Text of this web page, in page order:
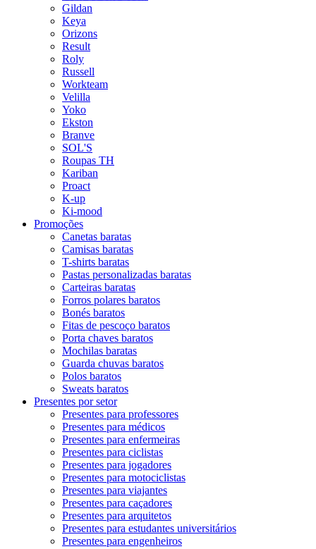
Gildan
Keya
Orizons
Result
Roly
Russell
Workteam
Velilla
Yoko
Ekston
Branve
SOL'S
Roupas TH
Kariban
Proact
K-up
Ki-mood
Promoções
Canetas baratas
Camisas baratas
T-shirts baratas
Pastas personalizadas baratas
Carteiras baratas
Forros polares baratos
Bonés baratos
Fitas de pescoço baratos
Porta chaves baratos
Mochilas baratas
Guarda chuvas baratos
Polos baratos
Sweats baratos
Presentes por setor
Presentes para professores
Presentes para médicos
Presentes para enfermeiras
Presentes para ciclistas
Presentes para jogadores
Presentes para motociclistas
Presentes para viajantes
Presentes para caçadores
Presentes para arquitetos
Presentes para estudantes universitários
Presentes para engenheiros